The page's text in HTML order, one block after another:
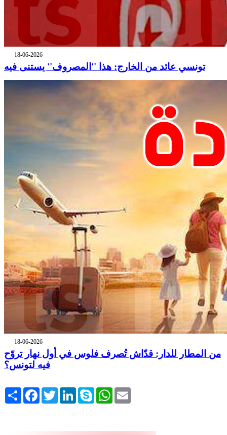
18-06-2026
تونسي عائد من الخارج: هذا ''المصروف'' يستنى فيه
18-06-2026
من المطار للدار: قدّاش تُصرف فلوس في أول نهار تروّح
فيه لتونس؟
Share FacebookTwitterLinkedInSkype WhatsApp